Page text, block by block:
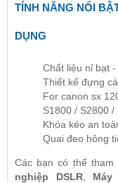
TÍNH NĂNG NỔI
DỤNG
Chất liệu nỉ bạt
Thiết kế đựng
For canon sx
S1800 / S2800 /
Khóa kéo an
Quai đeo hông
Các bạn có thể tham
nghiệp DSLR,